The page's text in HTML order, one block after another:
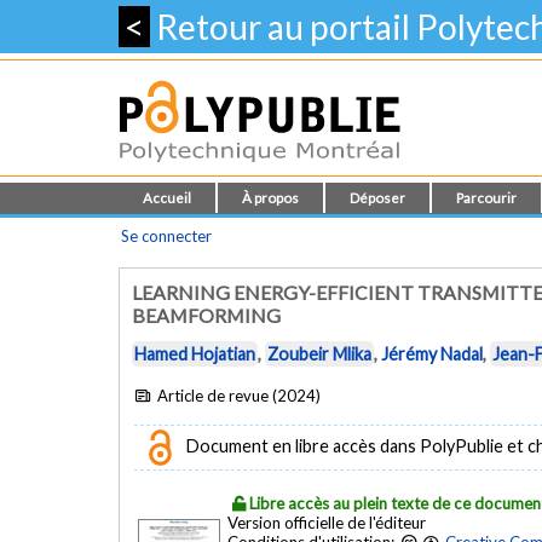
< Retour au portail
Accueil À propos Déposer Parcourir
Se connecter
LEARNING ENERGY-EFFICIENT
BEAMFORMING
Hamed Hojatian, Zoubeir Mlika,Jérémy Nadal, Jean-
Article de revue (2024)
Document en libre accès dans PolyPublie et
Libre accès au plein texte de ce
Version officielle de l'éditeur